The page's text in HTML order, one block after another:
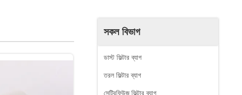
সকল বিভাগ
ডাস্ট ফিল্টার ব্যাগ
তরল ফিল্টার ব্যাগ
সেন্ট্রিফিউজ ফিল্টার ব্যাগ